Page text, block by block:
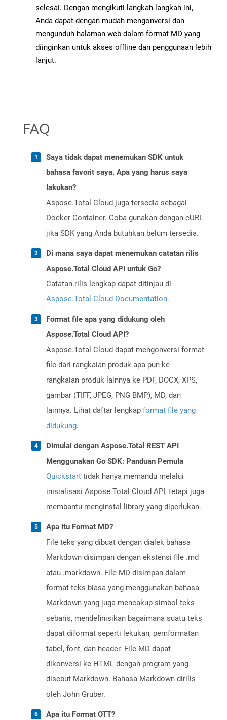
selesai. Dengan mengikuti langkah-langkah ini,
Anda dapat dengan mudah mengonversi dan
mengunduh halaman web dalam format MD yang
diinginkan untuk akses offline dan penggunaan lebih
lanjut.
FAQ
Saya tidak dapat menemukan SDK untuk
bahasa favorit saya. Apa yang harus saya
lakukan?
Aspose.Total Cloud juga tersedia sebagai
Docker Container. Coba gunakan dengan cURL
jika SDK yang Anda butuhkan belum tersedia.
Di mana saya dapat menemukan catatan rilis
Aspose.Total Cloud API untuk Go?
Catatan rilis lengkap dapat ditinjau di
Aspose.Total Cloud Documentation.
Format file apa yang didukung oleh
Aspose.Total Cloud API?
Aspose.Total Cloud dapat mengonversi format
file dari rangkaian produk apa pun ke
rangkaian produk lainnya ke PDF, DOCX, XPS,
gambar (TIFF, JPEG, PNG BMP), MD, dan
lainnya. Lihat daftar lengkap format file yang
didukung.
Dimulai dengan Aspose.Total REST API
Menggunakan Go SDK: Panduan Pemula
Quickstart tidak hanya memandu melalui
inisialisasi Aspose.Total Cloud API, tetapi juga
membantu menginstal library yang diperlukan.
Apa itu Format MD?
File teks yang dibuat dengan dialek bahasa
Markdown disimpan dengan ekstensi file .md
atau .markdown. File MD disimpan dalam
format teks biasa yang menggunakan bahasa
Markdown yang juga mencakup simbol teks
sebaris, mendefinisikan bagaimana suatu teks
dapat diformat seperti lekukan, pemformatan
tabel, font, dan header. File MD dapat
dikonversi ke HTML dengan program yang
disebut Markdown. Bahasa Markdown dirilis
oleh John Gruber.
Apa itu Format OTT?